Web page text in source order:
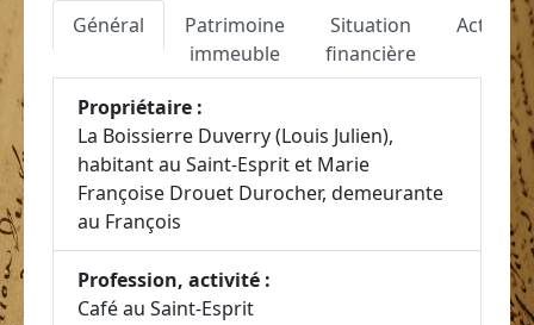
Général
Patrimoine
immeuble
Situation
financière
Actes
Propriétaire :
La Boissierre Duverry (Louis Julien),
habitant au Saint-Esprit et Marie
Françoise Drouet Durocher, demeurante
au François
Profession, activité :
Café au Saint-Esprit